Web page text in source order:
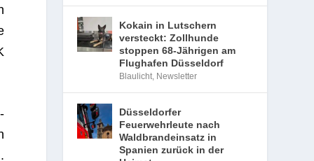
Kokain in Lutschern
versteckt: Zollhunde
stoppen 68-Jährigen am
Flughafen Düsseldorf
Blaulicht, Newsletter
Düsseldorfer
Feuerwehrleute nach
Waldbrandeinsatz in
Spanien zurück in der